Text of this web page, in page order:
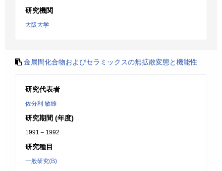
研究機関
大阪大学
金属間化合物およびセラミックスの無拡散変態と機能性
研究代表者
佐分利 敏雄
研究期間 (年度)
1991 – 1992
研究種目
一般研究(B)